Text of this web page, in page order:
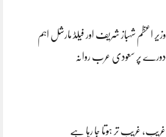
وزیر اعظم شہباز شریف اور فیلڈ مارشل اہم
دورے پر سعودی عرب روانہ
غریب، غریب تر ہوتا جا رہا ہے